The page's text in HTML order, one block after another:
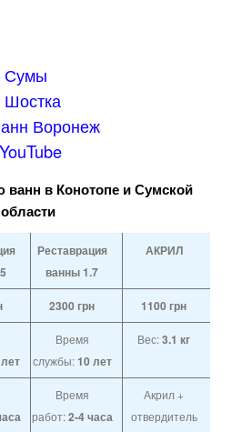
Сумы
Шостка
Воронеж
ванн в Конотопе и Сумской
области
Реставрация
ванны 1.7
АКРИЛ
2300 грн 1100 грн
Время
службы:10 лет
Вес:3.1 кг
Время
работ:2-4 часа
Акрил +
отвердитель